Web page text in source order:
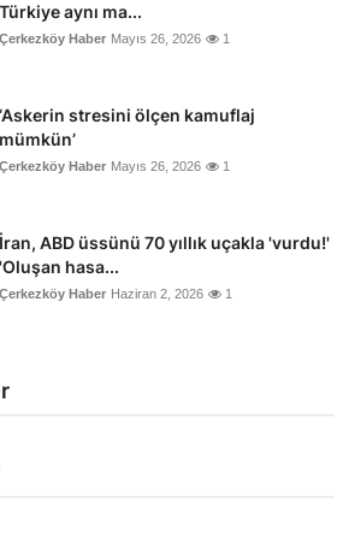
Türkiye aynı ma...
Çerkezköy Haber Mayıs 26, 2026 1
‘Askerin stresini ölçen kamuflaj
mümkün’
Çerkezköy Haber Mayıs 26, 2026 1
İran, ABD üssünü 70 yıllık uçakla 'vurdu!'
'Oluşan hasa...
Çerkezköy Haber Haziran 2, 2026 1